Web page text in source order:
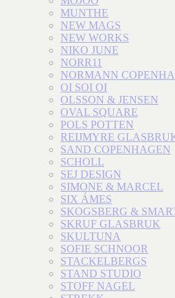
MUNTHE
NEW MAGS
NEW WORKS
NIKO JUNE
NORR11
NORMANN
OI SOI OI
OLSSON & JENSEN
OVAL SQUARE
POLS POTTEN
REIJMYRE
SAND COPENHAGEN
SCHOLL
SEJ DESIGN
SIMONE & MARCEL
SIX ÁMES
SKOGSBERG &
SKRUF GLASBRUK
SKULTUNA
SOFIE SCHNOOR
STACKELBERGS
STAND STUDIO
STOFF NAGEL